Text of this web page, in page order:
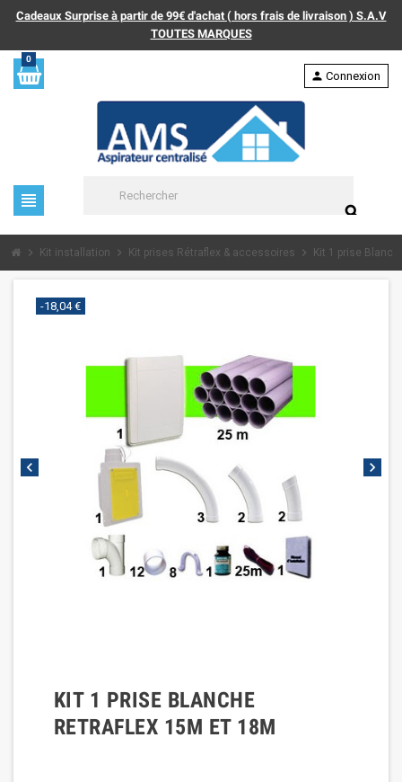
Cadeaux Surprise à partir de 99€ d'achat ( hors frais de livraison ) S.A.V
TOUTES MARQUES
0
view_headline
search
person Connexion
chevron_right Kit installation chevron_right Kit prises Rétraflex & accessoires chevron_right Kit 1 prise
chevron_left chevron_right
-18,04 €
KIT 1 PRISE BLANCHE
RETRAFLEX 15M ET 18M